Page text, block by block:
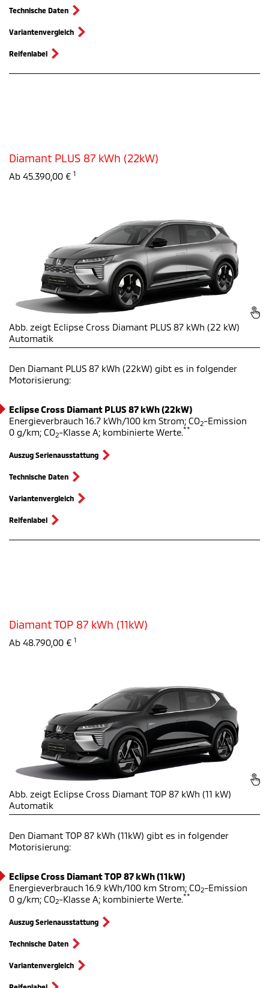
Technische Daten
Variantenvergleich
Reifenlabel
Diamant PLUS 87 kWh (22kW)
Ab 45.390,00 € 1
Abb. zeigt Eclipse Cross Diamant PLUS 87 kWh (22 kW)
Automatik
Den Diamant PLUS 87 kWh (22kW) gibt es in folgender
Motorisierung:
Eclipse Cross Diamant PLUS 87 kWh (22kW)
Energieverbrauch 16.7 kWh/100 km Strom; CO2-Emission
0 g/km; CO2-Klasse A; kombinierte Werte.**
Auszug Serienausstattung
Technische Daten
Variantenvergleich
Reifenlabel
Diamant TOP 87 kWh (11kW)
Ab 48.790,00 € 1
Abb. zeigt Eclipse Cross Diamant TOP 87 kWh (11 kW)
Automatik
Den Diamant TOP 87 kWh (11kW) gibt es in folgender
Motorisierung:
Eclipse Cross Diamant TOP 87 kWh (11kW)
Energieverbrauch 16.9 kWh/100 km Strom; CO2-Emission
0 g/km; CO2-Klasse A; kombinierte Werte. **
Auszug Serienausstattung
Technische Daten
Variantenvergleich